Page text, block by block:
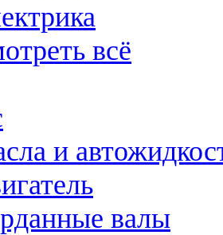
всё
и
валы